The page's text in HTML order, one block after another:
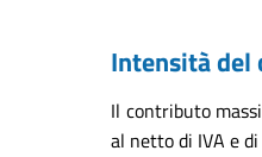
Intensità
Il contributo
al netto di IVA e